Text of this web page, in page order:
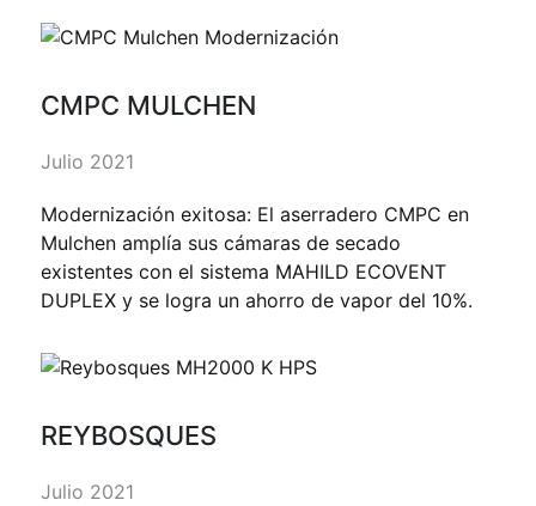
CMPC MULCHEN
Julio 2021
Modernización exitosa: El aserradero CMPC en
Mulchen amplía sus cámaras de secado
existentes con el sistema MAHILD ECOVENT
DUPLEX y se logra un ahorro de vapor del 10%.
REYBOSQUES
Julio 2021